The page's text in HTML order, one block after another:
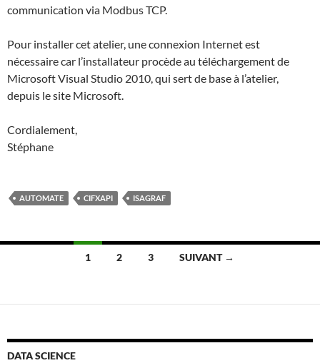
communication via Modbus TCP.
Pour installer cet atelier, une connexion Internet est
nécessaire car l’installateur procède au téléchargement de
Microsoft Visual Studio 2010, qui sert de base à l’atelier,
depuis le site Microsoft.
Cordialement,
Stéphane
AUTOMATE CIFXAPI ISAGRAF
Navigation
articles
1 2 3 SUIVANT →
DATA SCIENCE